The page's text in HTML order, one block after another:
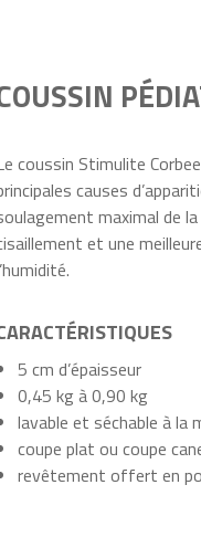
coussin Stimulite
causes
maximal de
et une
5 cm d’épaisseur
0,45 kg à 0,90 kg
lavable et séchable à la
coupe plat ou coupe
revêtement offert en